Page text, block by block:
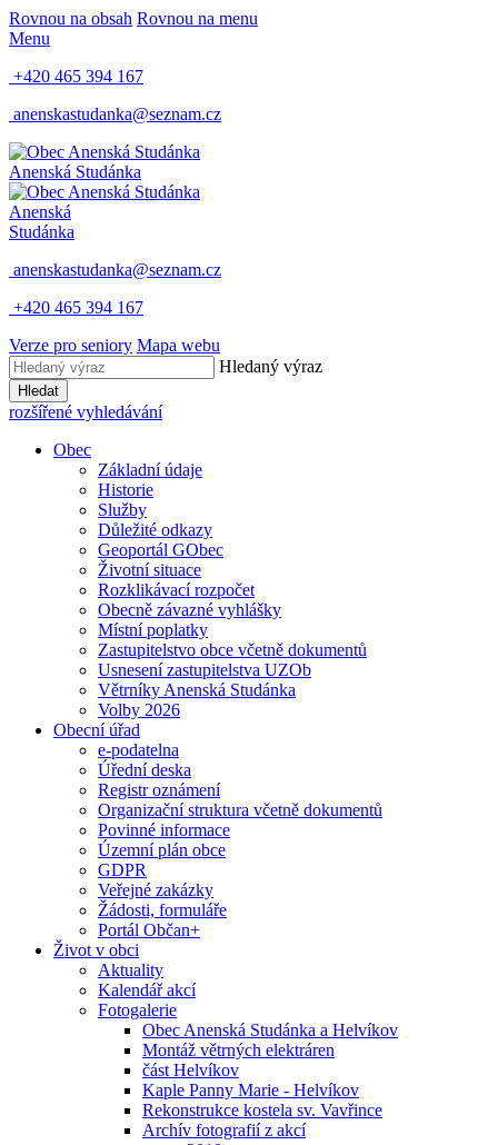
Rovnou na obsah Rovnou na menu
Menu
+420 465 394 167
anenskastudanka@seznam.cz
Anenská Studánka
Anenská
Studánka
anenskastudanka@seznam.cz
+420 465 394 167
Verze pro seniory Mapa webu
Hledaný výraz
Hledat
rozšířené vyhledávání
Obec
Základní údaje
Historie
Služby
Důležité odkazy
Geoportál GObec
Životní situace
Rozklikávací rozpočet
Obecně závazné vyhlášky
Místní poplatky
Zastupitelstvo obce včetně dokumentů
Usnesení zastupitelstva UZOb
Větrníky Anenská Studánka
Volby 2026
Obecní úřad
e-podatelna
Úřední deska
Registr oznámení
Organizační struktura včetně dokumentů
Povinné informace
Územní plán obce
GDPR
Veřejné zakázky
Žádosti, formuláře
Portál Občan+
Život v obci
Aktuality
Kalendář akcí
Fotogalerie
Obec Anenská Studánka a Helvíkov
Montáž větrných elektráren
část Helvíkov
Kaple Panny Marie - Helvíkov
Rekonstrukce kostela sv. Vavřince
Archív fotografií z akcí